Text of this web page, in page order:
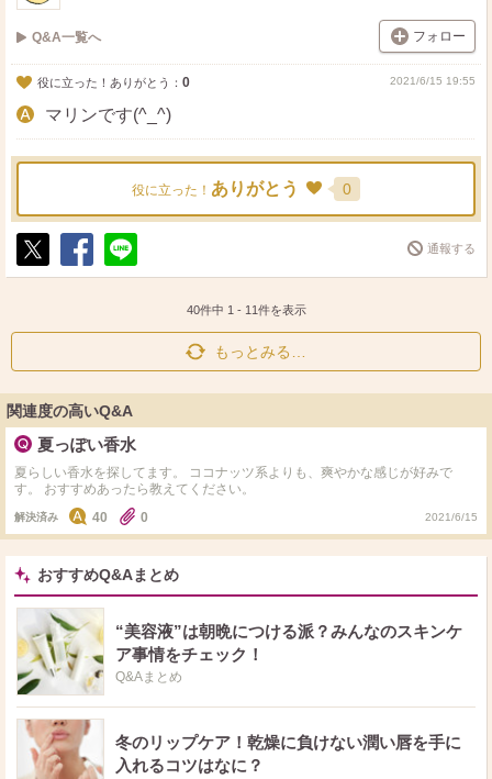
Q&A一覧へ フォロー
役に立った！ありがとう： 0 2021/6/15 19:55
マリンです(^_^)
役に立った！ ありがとう 0
ポ
シ
送
通報する
40件中 1 - 11件を表示
もっとみる…
関連度の高いQ&A
夏っぽい香水
夏らしい香水を探してます。 ココナッツ系よりも、爽やかな感じが好みで
す。 おすすめあったら教えてください。
解決済み 40 0 2021/6/15
おすすめQ&Aまとめ
“美容液”は朝晩につける派？みんなのスキンケ
ア事情をチェック！
Q&Aまとめ
冬のリップケア！乾燥に負けない潤い唇を手に
入れるコツはなに？